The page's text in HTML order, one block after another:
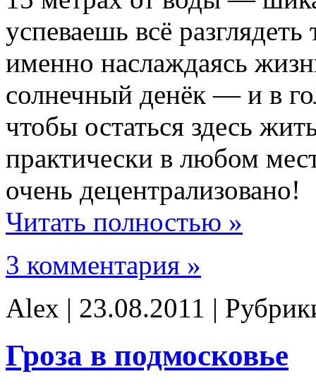
успеваешь всё
именно наслаждаясь
солнечный денёк — и в
чтобы остаться здесь
практически в любом
очень децентрализовано!
Читать полностью »
3 комментария »
Alex | 23.08.2011 |
Гроза в подмосковье